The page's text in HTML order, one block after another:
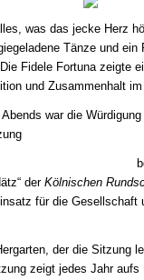
was das jecke Herz
Tänze und
Fidele Fortuna zeigte
und Zusammenhalt
war die
derKölnischen
für die
der die Sitzung
zeigt jedes Jahr